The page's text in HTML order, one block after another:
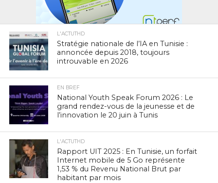
L'ACTUTHD
Stratégie nationale de l’IA en Tunisie :
annoncée depuis 2018, toujours
introuvable en 2026
EN BREF
National Youth Speak Forum 2026 : Le
grand rendez-vous de la jeunesse et de
l’innovation le 20 juin à Tunis
L'ACTUTHD
Rapport UIT 2025 : En Tunisie, un forfait
Internet mobile de 5 Go représente
1,53 % du Revenu National Brut par
habitant par mois